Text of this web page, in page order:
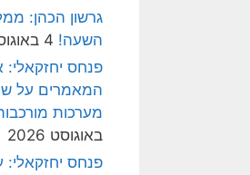
גרשון הכהן:
השעה! 4 באוגוסט 2026
פנחס יחזקאלי:
המאמרים על
מערכות
באוגוסט 2026
פנחס יחזקאלי: